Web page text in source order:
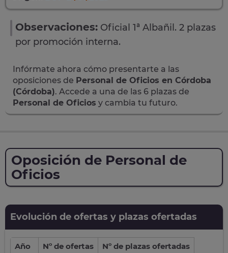
Observaciones: Oficial 1ª Albañil. 2 plazas
por promoción interna.
Infórmate ahora cómo presentarte a las
oposiciones de Personal de Oficios en Córdoba
(Córdoba). Accede a una de las 6 plazas de
Personal de Oficios y cambia tu futuro.
Oposición de Personal de
Oficios
Evolución de ofertas y plazas ofertadas
Año Nº de ofertas
Nº de plazas ofertadas